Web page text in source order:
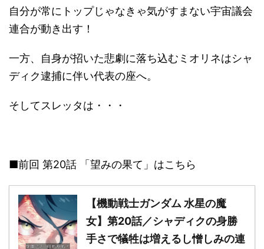
自分が常にトップじゃなきゃ気がすまない宇宙議会
連合が動き出す！
一方、自身が招いた悲劇に落ち込むミオリネはシャ
ディク逮捕に伴い代表の座へ。
そしてスレッタは・・・
■前回 第20話 「望みの果て」はこちら
【機動戦士ガンダム 水星の魔
女】第20話／シャディクの身勝
手さで犠牲は増えるし憎しみの連